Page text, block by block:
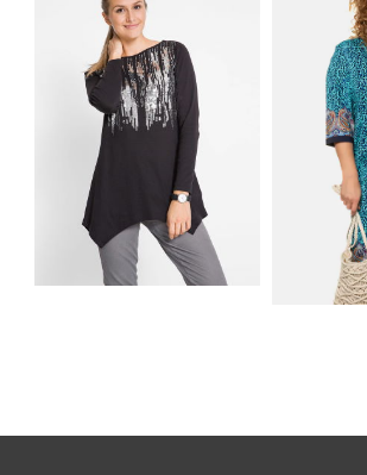
MUSISZ
MATERIAŁY I KROJE
NA LATO